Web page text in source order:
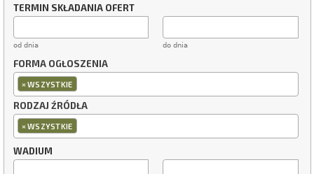
TERMIN SKŁADANIA OFERT
od dnia do dnia
FORMA OGŁOSZENIA
×WSZYSTKIE
RODZAJ ŹRÓDŁA
×WSZYSTKIE
WADIUM